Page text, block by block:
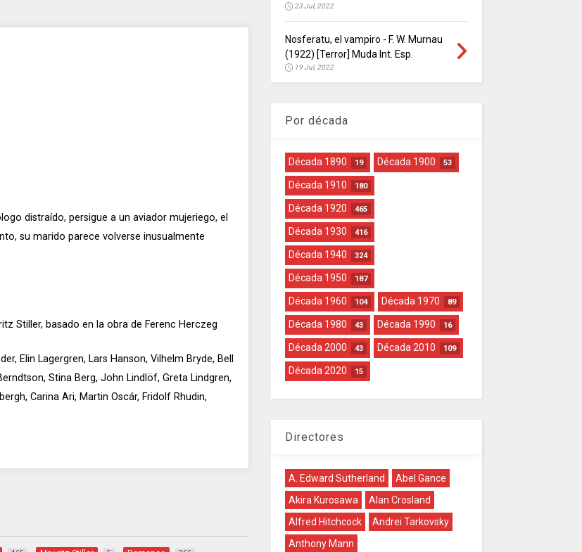
distraído, persigue a un aviador mujeriego, el
su marido parece volverse inusualmente
Stiller, basado en la obra de Ferenc Herczeg
Elin Lagergren, Lars Hanson, Vilhelm Bryde, Bell
Stina Berg, John Lindlöf, Greta Lindgren,
Carina Ari, Martin Oscár, Fridolf Rhudin,
23 Jul, 2022
Nosferatu, el vampiro - F. W. Murnau
(1922) [Terror] Muda Int. Esp.
19 Jul, 2022
Por década
Década 1890 19 Década 1900 53
Década 1910 180
Década 1920 465
Década 1930 416
Década 1940 324
Década 1950 187
Década 1960 104 Década 1970 89
Década 1980 43 Década 1990 16
Década 2000 43 Década 2010 109
Década 2020 15
Directores
A. Edward Sutherland
Abel Gance
Akira Kurosawa
Alan Crosland
Alfred Hitchcock
Andrei Tarkovsky
Anthony Mann